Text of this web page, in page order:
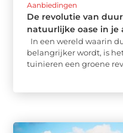
Aanbiedingen
De revolutie van
natuurlijke oase in je
In een wereld waarin
belangrijker wordt, is
tuinieren een groene